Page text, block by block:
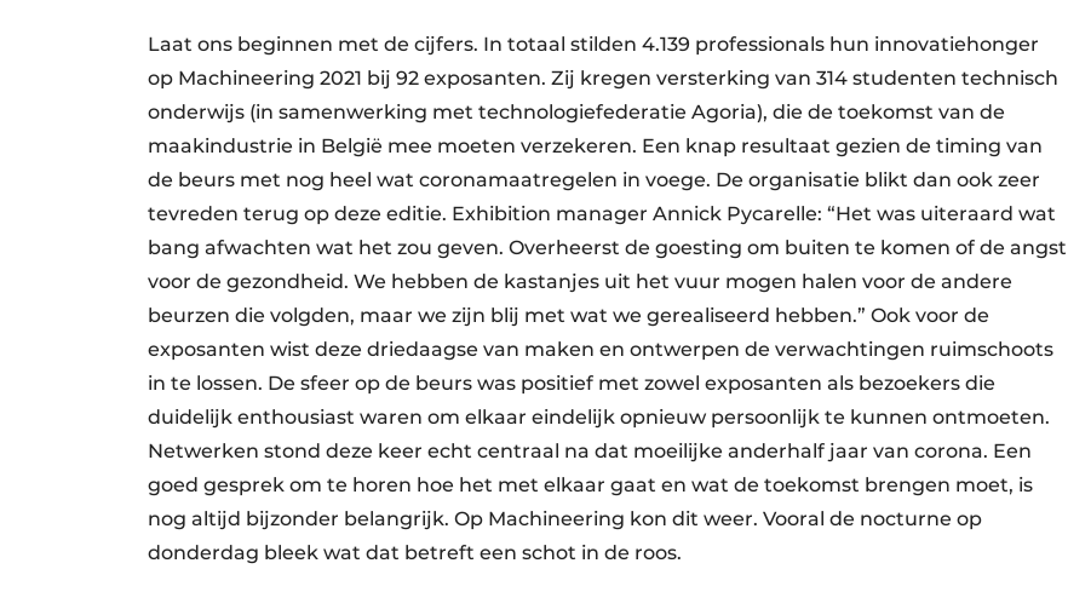
Laat ons beginnen met de cijfers. In totaal stilden 4.139 professionals hun innovatiehonger
op Machineering 2021 bij 92 exposanten. Zij kregen versterking van 314 studenten technisch
onderwijs (in samenwerking met technologiefederatie Agoria), die de toekomst van de
maakindustrie in België mee moeten verzekeren. Een knap resultaat gezien de timing van
de beurs met nog heel wat coronamaatregelen in voege. De organisatie blikt dan ook zeer
tevreden terug op deze editie. Exhibition manager Annick Pycarelle: “Het was uiteraard wat
bang afwachten wat het zou geven. Overheerst de goesting om buiten te komen of de angst
voor de gezondheid. We hebben de kastanjes uit het vuur mogen halen voor de andere
beurzen die volgden, maar we zijn blij met wat we gerealiseerd hebben.” Ook voor de
exposanten wist deze driedaagse van maken en ontwerpen de verwachtingen ruimschoots
in te lossen. De sfeer op de beurs was positief met zowel exposanten als bezoekers die
duidelijk enthousiast waren om elkaar eindelijk opnieuw persoonlijk te kunnen ontmoeten.
Netwerken stond deze keer echt centraal na dat moeilijke anderhalf jaar van corona. Een
goed gesprek om te horen hoe het met elkaar gaat en wat de toekomst brengen moet, is
nog altijd bijzonder belangrijk. Op Machineering kon dit weer. Vooral de nocturne op
donderdag bleek wat dat betreft een schot in de roos.